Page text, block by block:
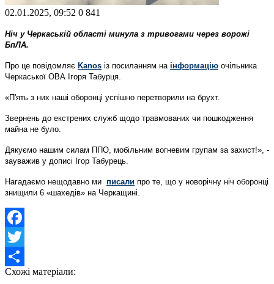
02.01.2025, 09:52 0 841
Ніч у Черкаській області минула з тривогами через ворожі
БпЛА.
Про це повідомляє Kanos із посиланням на інформацію очільника
Черкаської ОВА Ігоря Табурця.
«П'ять з них наші оборонці успішно перетворили на брухт.
Звернень до екстрених служб щодо травмованих чи пошкодження
майна не було.
Дякуємо нашим силам ППО, мобільним вогневим групам за захист!», -
зауважив у дописі Ігор Табурець.
Нагадаємо нещодавно ми писали про те, що у новорічну ніч оборонці
знищили 6 «шахедів» на Черкащині.
Facebook
Twitter
Share
Схожі матеріали: